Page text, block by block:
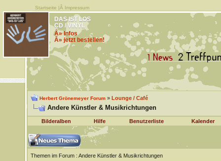
Startseite |Â Impressum
DAS IST LOS
CD / VINYL
Â» Infos
Â» jetzt bestellen!
Herbert Grönemeyer Forum» Lounge / Café
Andere Künstler & Musikrichtungen
Bilderalben Hilfe Benutzerliste Kalender
Themen im Forum: Andere Künstler & Musikrichtungen